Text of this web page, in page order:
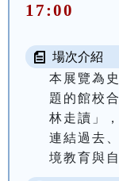
17:00
場次介紹
本展覽為
題的館校
林走讀」
連結過去
境教育與